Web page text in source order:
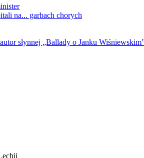
na... garbach chorych
słynnej „Ballady o Janku